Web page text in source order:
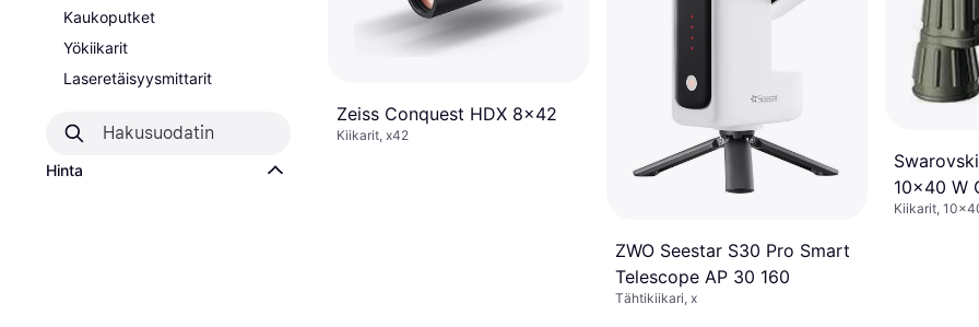
Kaukoputket
Yökiikarit
Laseretäisyysmittarit
Hinta
Zeiss Conquest HDX 8x42
Kiikarit, x42
ZWO Seestar S30 Pro Smart
Telescope AP 30 160
Tähtikiikari, x
10x40 W
Kiikarit,